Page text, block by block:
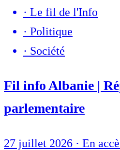
· Le fil de l'Info
· Politique
· Société
Fil info Albanie |
parlementaire
27 juillet 2026 · En